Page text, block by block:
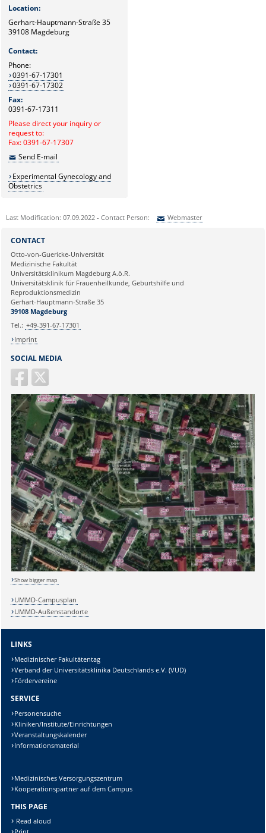
Location:
Gerhart-Hauptmann-Straße 35
39108 Magdeburg
Contact:
Phone:
0391-67-17301
0391-67-17302
Fax:
0391-67-17311
Please direct your inquiry or
request to:
Fax: 0391-67-17307
Send E-mail
Experimental Gynecology and
Obstetrics
Last Modification: 07.09.2022 - Contact Person: Webmaster
Ihre E-Mailadresse:
Ihr Anliegen:
Sicherheitsabfrage:
SOCIAL MEDIA
CONTACT
Otto-von-Guericke-Universität
Medizinische Fakultät
Universitätsklinikum Magdeburg A.ö.R.
Universitätsklinik für Frauenheilkunde, Geburtshilfe und
Reproduktionsmedizin
Gerhart-Hauptmann-Straße 35
39108 Magdeburg
Tel.: +49-391-67-17301
Imprint
Show bigger map
UMMD-Campusplan
UMMD-Außenstandorte
LINKS
Medizinischer Fakultätentag
Verband der Universitätsklinika Deutschlands e.V. (VUD)
Fördervereine
SERVICE
Personensuche
Kliniken/Institute/Einrichtungen
Veranstaltungskalender
Informationsmaterial
Medizinisches Versorgungszentrum
Kooperationspartner auf dem Campus
THIS PAGE
Read aloud